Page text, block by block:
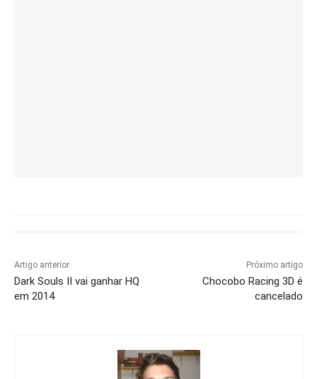
Artigo anterior
Dark Souls II vai ganhar HQ
em 2014
Próximo artigo
Chocobo Racing 3D é
cancelado